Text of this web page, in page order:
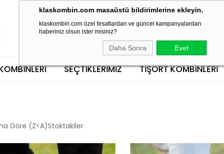
klaskombin.com masaüstü bildirimlerine ekleyin.
klaskombin.com özel fırsatlardan ve güncel kampanyalardan
haberiniz olsun ister misiniz?
Daha Sonra Evet
SEÇTİKLERİMİZ TIŞÖRT KOMBINLERI
Göre (Z<A)Stoktakiler